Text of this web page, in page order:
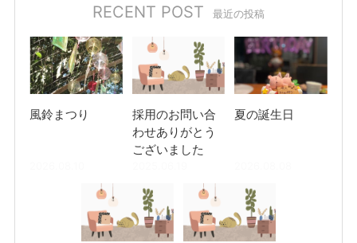
RECENT POST 最近の投稿
風鈴まつり
採用のお問い合
わせありがとう
ございました
夏の誕生日